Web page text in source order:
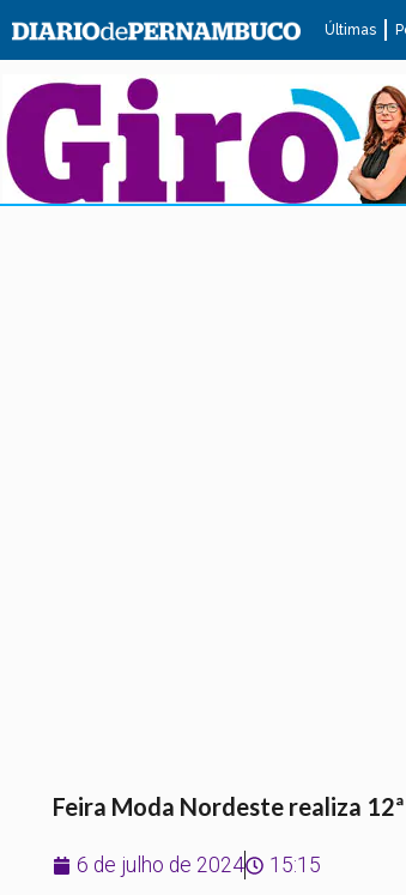
Últimas
Feira Moda Nordeste realiza
6 de julho de 2024 15:15